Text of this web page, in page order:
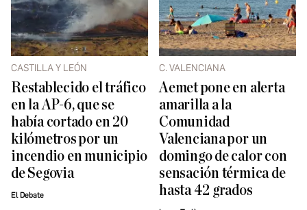
CASTILLA Y LEÓN
Restablecido el tráfico
en la AP-6, que se
había cortado en 20
kilómetros por un
incendio en municipio
de Segovia
El Debate
C. VALENCIANA
Aemet pone en alerta
amarilla a la
Comunidad
Valenciana por un
domingo de calor con
sensación térmica de
hasta 42 grados